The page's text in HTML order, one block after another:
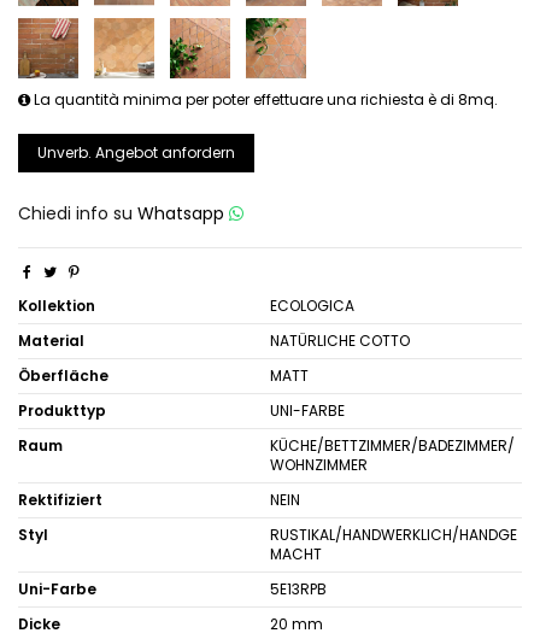
La quantità minima per poter effettuare una richiesta è di 8mq.
Unverb. Angebot anfordern
Chiedi info su Whatsapp
Kollektion
ECOLOGICA
Material
NATÜRLICHE COTTO
Öberfläche
MATT
Produkttyp
UNI-FARBE
Raum
KÜCHE/BETTZIMMER/BADEZIMMER/
WOHNZIMMER
Rektifiziert
NEIN
Styl
RUSTIKAL/HANDWERKLICH/HANDGE
MACHT
Uni-Farbe
5E13RPB
Dicke
20 mm